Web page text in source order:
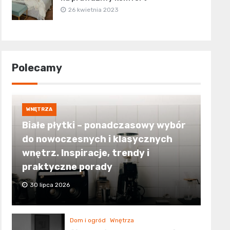
26 kwietnia 2023
Polecamy
WNĘTRZA
Białe płytki – ponadczasowy wybór
do nowoczesnych i klasycznych
wnętrz. Inspiracje, trendy i
praktyczne porady
30 lipca 2026
Dom i ogród Wnętrza